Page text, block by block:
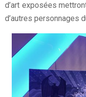
d’art exposées
d’autres personnages